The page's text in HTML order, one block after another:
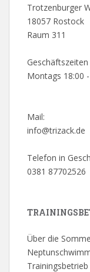
Trotzenburger
18057 Rostock
Raum 311
Montags 18:00
Mail:
info@trizack.de
Telefon in
0381 87702526
Über die